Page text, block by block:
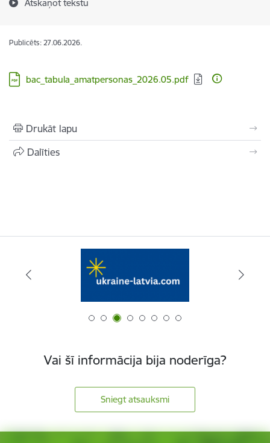
Atskaņot tekstu
Publicēts: 27.06.2026.
Lejupielādēt:
bac_tabula_amatpersonas_2026.05.pdf
Drukāt lapu
Dalīties
Vai šī informācija bija noderīga?
Sniegt atsauksmi